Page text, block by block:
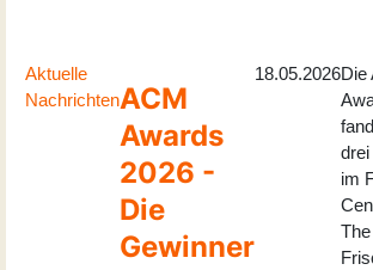
Aktuelle
NachrichtenACM
Awards
2026 -
Die
Gewinner
18.05.2026Die
im